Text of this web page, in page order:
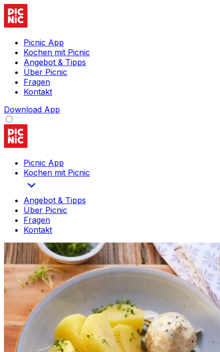
Picnic App
Kochen mit Picnic
Angebot & Tipps
Über Picnic
Fragen
Kontakt
Download App
Picnic App
Kochen mit Picnic
Angebot & Tipps
Über Picnic
Fragen
Kontakt